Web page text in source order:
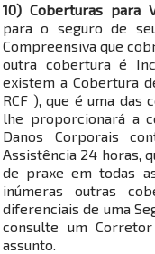
10) Coberturas para
para o seguro de
Compreensiva que
outra cobertura é
existem a Cobertura
RCF ), que é uma
lhe proporcionará a
Danos Corporais
Assistência 24 horas,
de praxe em todas
inúmeras outras
diferenciais de uma
consulte um
assunto.